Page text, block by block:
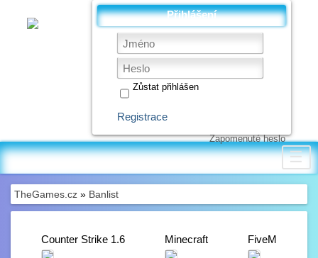
Přihlášení
Zůstat přihlášen
Registrace
Zapomenuté heslo
☰
TheGames.cz » Banlist
Counter Strike 1.6 Minecraft FiveM